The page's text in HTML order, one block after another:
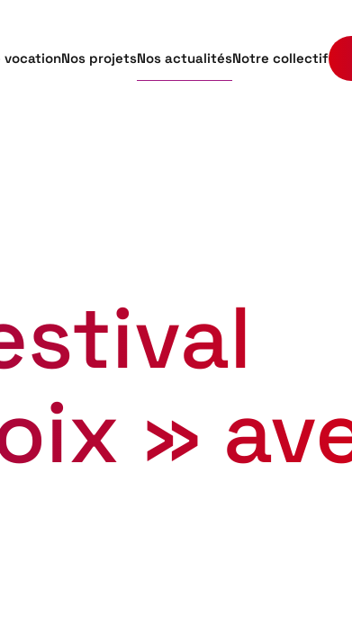
vocationNos projetsNos actualitésNotre collectif
»